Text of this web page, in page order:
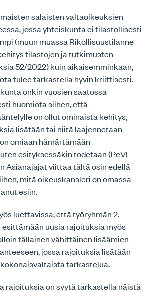
salaisten valtaoikeuksien
jossa yhteiskunta ei tilastollisesti
(muun muassa Rikollisuustilanne
tilastojen ja tutkimusten
52/2022) kuin aikaisemminkaan,
tulee tarkastella hyvin kriittisesti.
onkin vuosien saatossa
huomiota siihen, että
on ollut ominaista kehitys,
lisätään tai niitä laajennetaan
omiaan hämärtämään
esityksessäkin todetaan (PeVL
Asianajajat viittaa tältä osin edellä
mitä oikeuskansleri on omassa
esiin.
luettavissa, että työryhmän 2.
esittämään uusia rajoituksia myös
tällainen vähittäinen lisäämien
jossa rajoituksia lisätään
tarkastelua.
rajoituksia on syytä tarkastella näistä